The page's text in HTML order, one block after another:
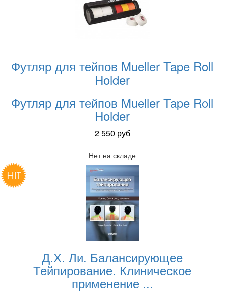
Футляр для тейпов Mueller Tape Roll
Holder
Футляр для тейпов Mueller Tape Roll
Holder
2 550 руб
Нет на складе
Д.Х. Ли. Балансирующее
Тейпирование. Клиническое
применение ...